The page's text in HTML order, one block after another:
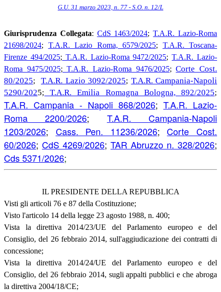
G.U. 31 marzo 2023, n. 77 - S.O. n. 12/L
Giurisprudenza Collegata: CdS 1463/2024;T.A.R. Lazio-Roma
21698/2024; T.A.R. Lazio Roma, 6579/2025; T.A.R. Toscana-
Firenze 494/2025; T.A.R. Lazio-Roma 9472/2025;T.A.R. Lazio-
Roma 9475/2025; T.A.R. Lazio-Roma 9476/2025; Corte Cost.
80/2025; T.A.R. Lazio 3092/2025; T.A.R. Campania-Napoli
5290/2025; T.A.R. Emilia Romagna Bologna, 892/2025;
T.A.R. Campania - Napoli 868/2026; T.A.R. Lazio-
Roma 2200/2026; T.A.R. Campania-Napoli
1203/2026; Cass. Pen. 11236/2026;Corte Cost.
60/2026; CdS 4269/2026; TAR Abruzzo n. 328/2026;
Cds 5371/2026;
IL PRESIDENTE DELLA REPUBBLICA
Visti gli articoli 76 e 87 della Costituzione;
Visto l'articolo 14 della legge 23 agosto 1988, n. 400;
Vista la direttiva 2014/23/UE del Parlamento europeo e del
Consiglio, del 26 febbraio 2014, sull'aggiudicazione dei contratti di
concessione;
Vista la direttiva 2014/24/UE del Parlamento europeo e del
Consiglio, del 26 febbraio 2014, sugli appalti pubblici e che abroga
la direttiva 2004/18/CE;